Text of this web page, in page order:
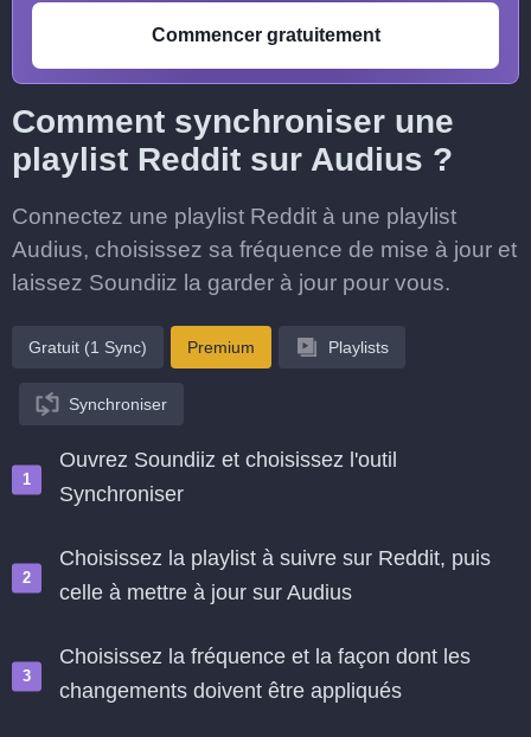
Commencer gratuitement
Comment synchroniser une
playlist Reddit sur Audius ?
Connectez une playlist Reddit à une playlist
Audius, choisissez sa fréquence de mise à jour et
laissez Soundiiz la garder à jour pour vous.
Gratuit (1 Sync) Premium Playlists
Synchroniser
Ouvrez Soundiiz et choisissez l'outil
Synchroniser
Choisissez la playlist à suivre sur Reddit, puis
celle à mettre à jour sur Audius
Choisissez la fréquence et la façon dont les
changements doivent être appliqués